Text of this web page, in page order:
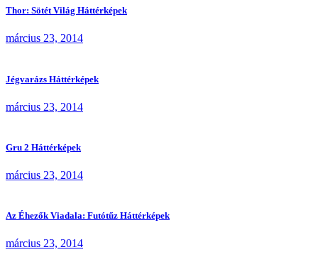
Thor: Sötét Világ Háttérképek
március 23, 2014
Jégvarázs Háttérképek
március 23, 2014
Gru 2 Háttérképek
március 23, 2014
Az Éhezők Viadala: Futótűz Háttérképek
március 23, 2014